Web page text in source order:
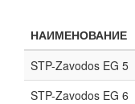
НАИМЕНОВАНИЕ
STP-Zavodos EG 5
STP-Zavodos EG 6